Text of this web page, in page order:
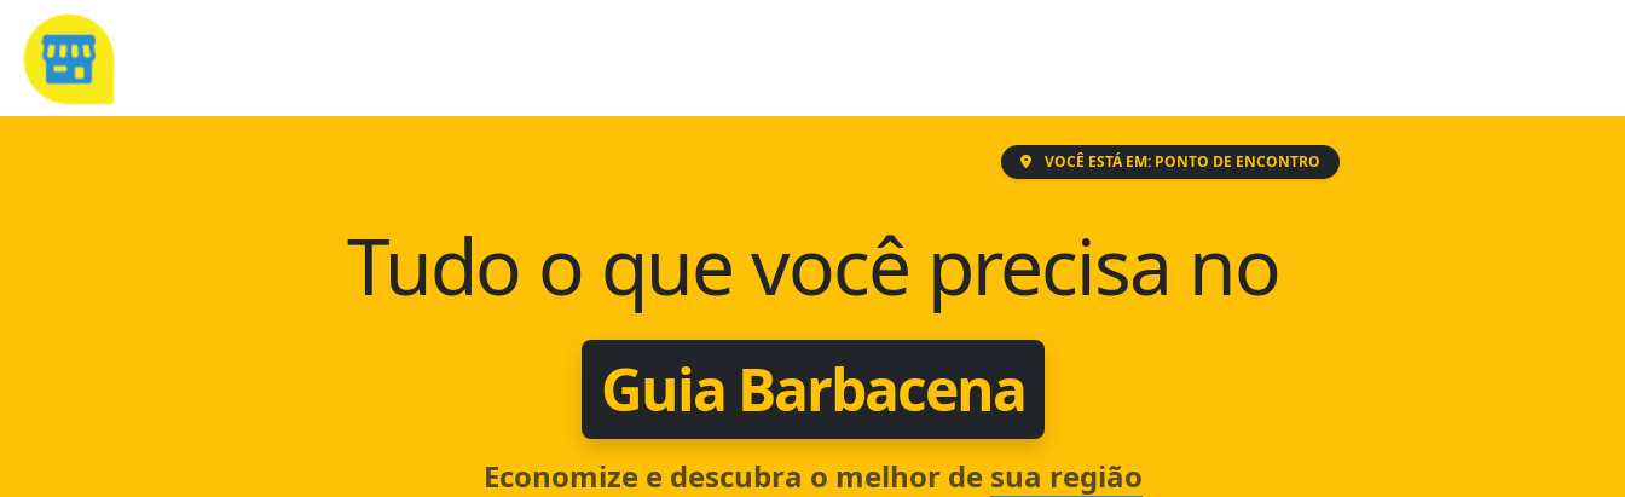
VOCÊ ESTÁ EM: PONTO DE ENCONTRO
Tudo o que você precisa no
Guia Barbacena
Economize e descubra o melhor de sua região